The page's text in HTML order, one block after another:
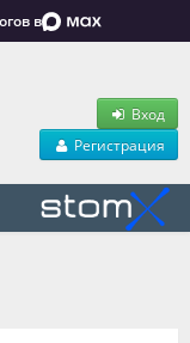
в
Вход
Регистрация